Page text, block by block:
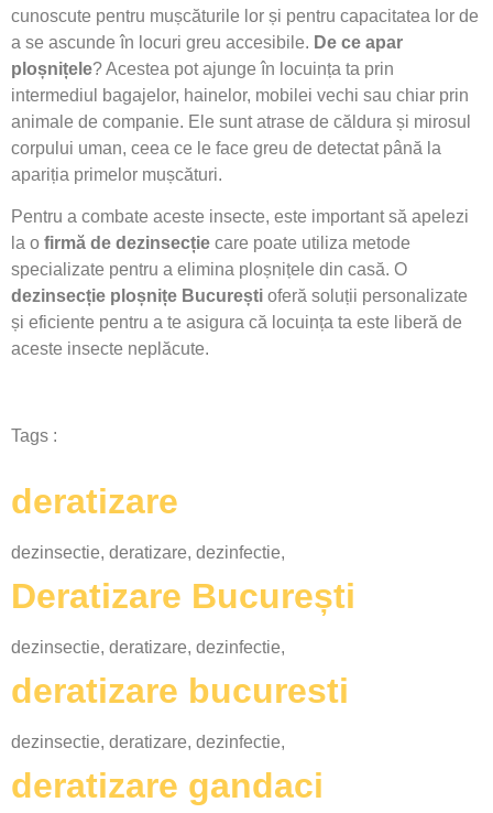
cunoscute pentru mușcăturile lor și pentru capacitatea lor de
a se ascunde în locuri greu accesibile. De ce apar
ploșnițele? Acestea pot ajunge în locuința ta prin
intermediul bagajelor, hainelor, mobilei vechi sau chiar prin
animale de companie. Ele sunt atrase de căldura și mirosul
corpului uman, ceea ce le face greu de detectat până la
apariția primelor mușcături.
Pentru a combate aceste insecte, este important să apelezi
la o firmă de dezinsecție care poate utiliza metode
specializate pentru a elimina ploșnițele din casă. O
dezinsecție ploșnițe București oferă soluții personalizate
și eficiente pentru a te asigura că locuința ta este liberă de
aceste insecte neplăcute.
Tags :
deratizare
dezinsectie, deratizare, dezinfectie,
Deratizare București
dezinsectie, deratizare, dezinfectie,
deratizare bucuresti
dezinsectie, deratizare, dezinfectie,
deratizare gandaci